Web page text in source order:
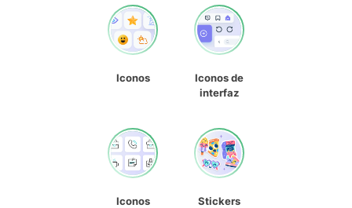
Iconos
Iconos de
interfaz
Iconos
Stickers